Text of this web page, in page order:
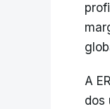
A
dos